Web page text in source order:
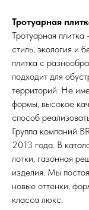
Тротуарная
Тротуарная
стиль, экология и
плитка с
подходит для
территорий. Не
формы, высокое
способ
Группа компаний
2013 года. В
лотки, газонная
изделия. Мы
новые оттенки,
класса люкс.